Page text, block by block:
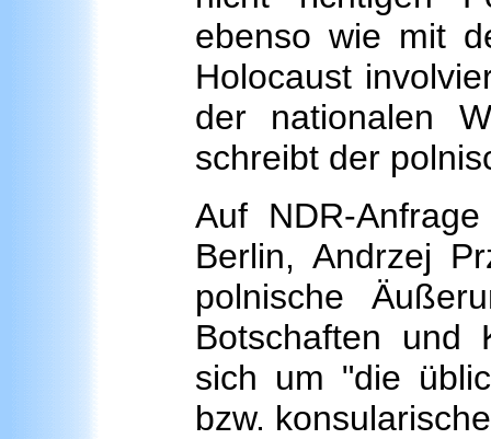
ebenso wie mit
Holocaust
der nationalen
schreibt der
Auf NDR-
Berlin, Andrzej
polnische
Botschaften und
sich um "die
bzw.